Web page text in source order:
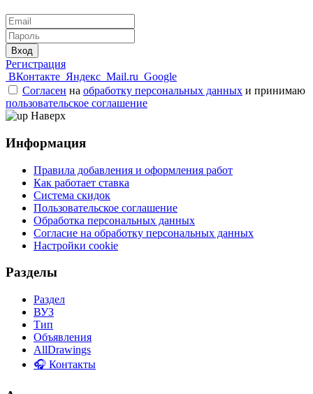
Вход
Регистрация
ВКонтакте Яндекс Mail.ru Google
Согласен на обработку персональных данных и принимаю
пользовательское соглашение
Наверх
Информация
Правила добавления и оформления работ
Как работает ставка
Система скидок
Пользовательское соглашение
Обработка персональных данных
Согласие на обработку персональных данных
Настройки cookie
Разделы
Раздел
ВУЗ
Тип
Объявления
AllDrawings
🎧 Контакты